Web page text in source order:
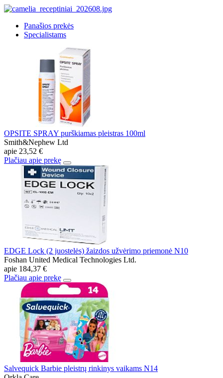
Panašios prekės
Specialistams
OPSITE SPRAY purškiamas pleistras 100ml
Smith&Nephew Ltd
apie 23,52 €
Plačiau apie prekę
EDGE Lock (2 juostelės) žaizdos užvėrimo priemonė N10
Foshan United Medical Technologies Ltd.
apie 184,37 €
Plačiau apie prekę
Salvequick Barbie pleistrų rinkinys vaikams N14